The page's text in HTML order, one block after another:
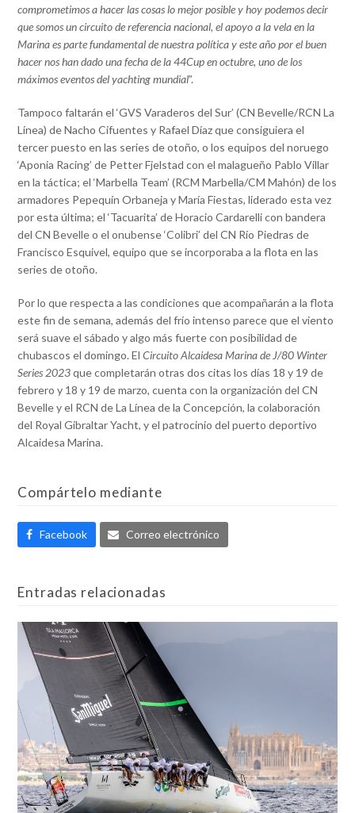
comprometimos a hacer las cosas lo mejor posible y hoy podemos decir
que somos un circuito de referencia nacional, el apoyo a la vela en la
Marina es parte fundamental de nuestra política y este año por el buen
hacer nos han dado una fecha de la 44Cup en octubre, uno de los
máximos eventos del yachting mundial”.
Tampoco faltarán el ‘GVS Varaderos del Sur’ (CN Bevelle/RCN La
Línea) de Nacho Cifuentes y Rafael Díaz que consiguiera el
tercer puesto en las series de otoño, o los equipos del noruego
‘Aponia Racing’ de Petter Fjelstad con el malagueño Pablo Villar
en la táctica; el ‘Marbella Team’ (RCM Marbella/CM Mahón) de los
armadores Pepequín Orbaneja y María Fiestas, liderado esta vez
por esta última; el ‘Tacuarita’ de Horacio Cardarelli con bandera
del CN Bevelle o el onubense ‘Colibri’ del CN Río Piedras de
Francisco Esquivel, equipo que se incorporaba a la flota en las
series de otoño.
Por lo que respecta a las condiciones que acompañarán a la flota
este fin de semana, además del frío intenso parece que el viento
será suave el sábado y algo más fuerte con posibilidad de
chubascos el domingo. ElCircuito Alcaidesa Marina de J/80 Winter
Series 2023que completarán otras dos citas los días 18 y 19 de
febrero y 18 y 19 de marzo, cuenta con la organización del CN
Bevelle y el RCN de La Línea de la Concepción, la colaboración
del Royal Gibraltar Yacht, y el patrocinio del puerto deportivo
Alcaidesa Marina.
Compártelo mediante
Facebook Correo electrónico
Entradas relacionadas